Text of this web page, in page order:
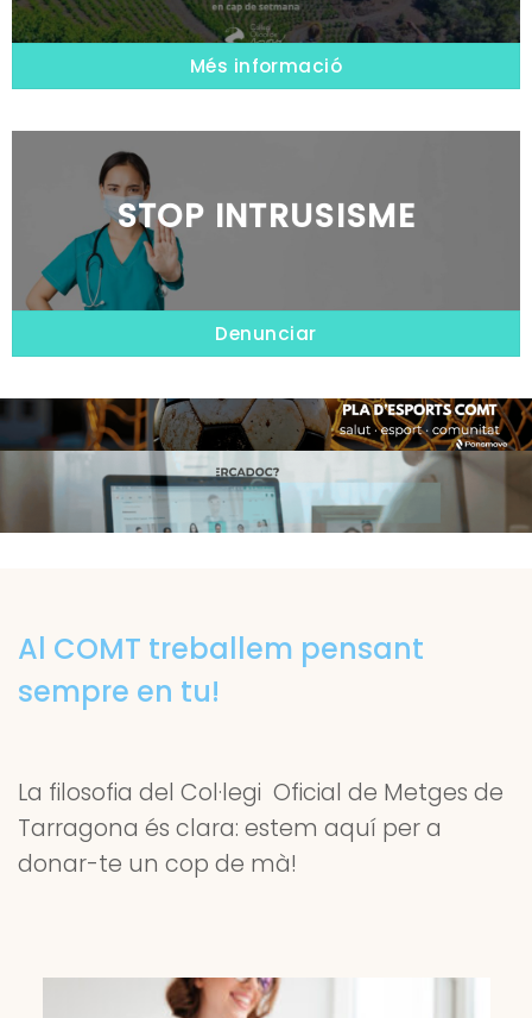
Més informació
STOP INTRUSISME
Denunciar
Al COMT treballem pensant
sempre en tu!
La filosofia del Col·legi Oficial de Metges de
Tarragona és clara: estem aquí per a
donar-te un cop de mà!